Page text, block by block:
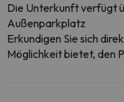
Die Unterkunft verfügt
Außenparkplatz
Erkundigen Sie sich
Möglichkeit bietet, den